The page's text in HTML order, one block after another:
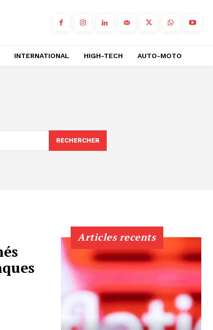
INTERNATIONAL HIGH-TECH AUTO-MOTO
RECHERCHER
Articles recents